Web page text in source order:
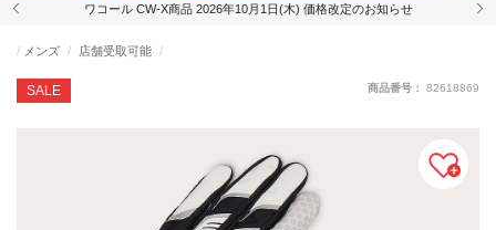
ワコール CW-X商品 2026年10月1日(木) 価格改定のお知らせ
SALE
メンズ 店舗受取可能
商品番号： 82618869